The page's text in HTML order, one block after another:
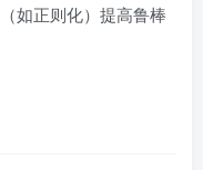
如正则化）提高鲁棒